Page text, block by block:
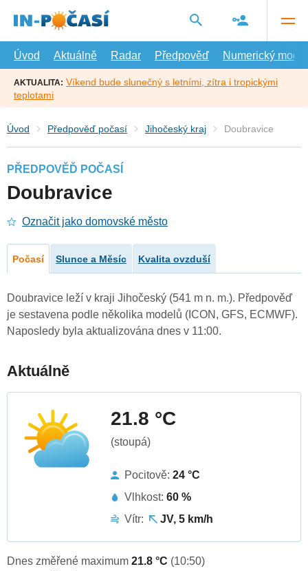
hlavní
Úvod
Aktuálně Radar Předpověď Numerický model
AKTUALITA: Víkend bude slunečný s letními, zítra i tropickými
teplotami
Úvod Předpověď počasí Jihočeský kraj Doubravice
PŘEDPOVĚĎ POČASÍ
Doubravice
Označit jako domovské město
Počasí Slunce a Měsíc Kvalita ovzduší
Doubravice leží v kraji Jihočeský (541 m n. m.). Předpověď
je sestavena podle několika modelů (ICON, GFS, ECMWF).
Naposledy byla aktualizována dnes v 11:00.
Aktuálně
21.8 °C
(stoupá)
Pocitově: 24 °C
Vlhkost: 60 %
Vítr:
JV, 5 km/h
Dnes změřené maximum 21.8 °C (10:50)